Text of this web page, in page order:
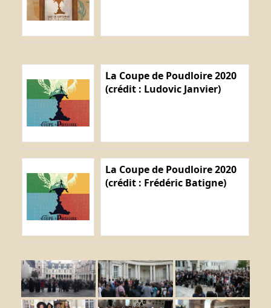
La Coupe de Poudloire 2020
(crédit : Ludovic Janvier)
La Coupe de Poudloire 2020
(crédit : Frédéric Batigne)